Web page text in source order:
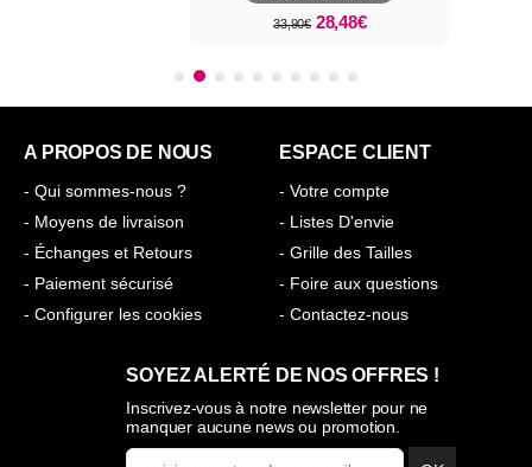
33,90€ 28,48€
A PROPOS DE NOUS
- Qui sommes-nous ?
- Moyens de livraison
- Échanges et Retours
- Paiement sécurisé
- Configurer les cookies
ESPACE CLIENT
- Votre compte
- Listes D'envie
- Grille des Tailles
- Foire aux questions
- Contactez-nous
SOYEZ ALERTÉ DE NOS OFFRES !
Inscrivez-vous à notre newsletter pour ne
manquer aucune news ou promotion.